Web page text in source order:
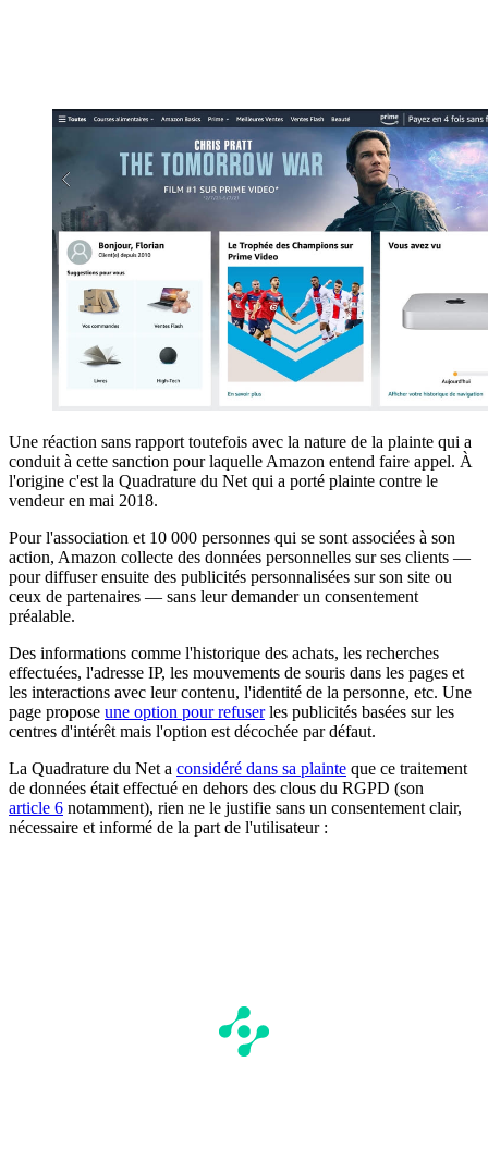
Une réaction sans rapport toutefois avec la nature de la plainte qui a
conduit à cette sanction pour laquelle Amazon entend faire appel. À
l'origine c'est la Quadrature du Net qui a porté plainte contre le
vendeur en mai 2018.
Pour l'association et 10 000 personnes qui se sont associées à son
action, Amazon collecte des données personnelles sur ses clients —
pour diffuser ensuite des publicités personnalisées sur son site ou
ceux de partenaires — sans leur demander un consentement
préalable.
Des informations comme l'historique des achats, les recherches
effectuées, l'adresse IP, les mouvements de souris dans les pages et
les interactions avec leur contenu, l'identité de la personne, etc. Une
page propose une option pour refuserles publicités basées sur les
centres d'intérêt mais l'option est décochée par défaut.
La Quadrature du Net a considéré dans sa plainte que ce traitement
de données était effectué en dehors des clous du RGPD (son
article 6 notamment), rien ne le justifie sans un consentement clair,
nécessaire et informé de la part de l'utilisateur :